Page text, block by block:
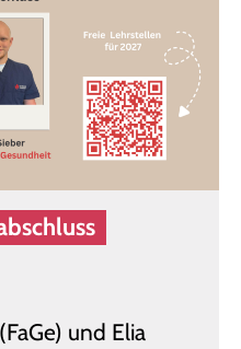
und Elia